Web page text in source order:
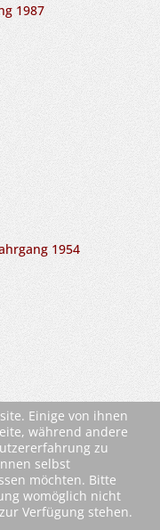
1987
1954
Einige von ihnen
während andere
zu
selbst
möchten. Bitte
womöglich nicht
Verfügung stehen.